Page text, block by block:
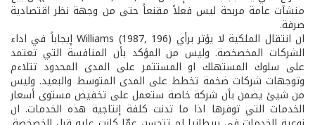
منشآت عامة مربحة ليس فعلاً مقنعاً حتى من وجهة نظر اقتصادية
صرفة.
ان انتقال الملكية لا يؤثر برأي Williams (1987, 196) إيجاباً في اداء
الشركات المخصخصة. وليس من المؤكد بأن المنافسة التي تعتمد
على سلوك المستهلك او المستثمر على المدى المحدود تتلاءم
وتوجهات شركات ضخمة تخطط على المدى المتوسط والبعيد. وليس
من شيئ يضمن بأن شركة خاصة ستعمل على تخفيض مستوى أسعار
الخدمات التي توفرها اذا ما تدنت كلفة إنتاجية هذه الخدمات. ان